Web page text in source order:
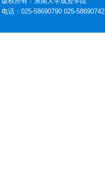
电话：025-58690790 025-58690742